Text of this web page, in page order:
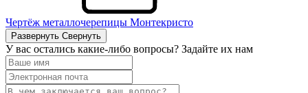
Чертёж металлочерепицы Монтекристо
Развернуть Свернуть
У вас остались какие-либо вопросы? Задайте их нам